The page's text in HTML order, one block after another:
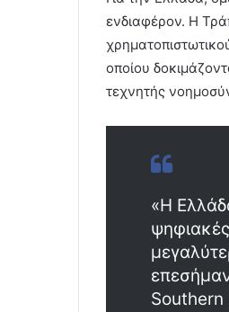
ενδιαφέρον. Η
οποίου
τεχνητής
«Η
Southern